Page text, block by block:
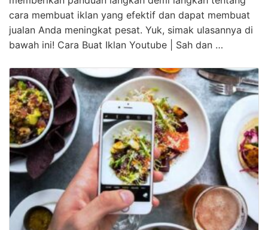
cara membuat iklan yang efektif dan dapat membuat
jualan Anda meningkat pesat. Yuk, simak ulasannya di
bawah ini! Cara Buat Iklan Youtube | Sah dan …